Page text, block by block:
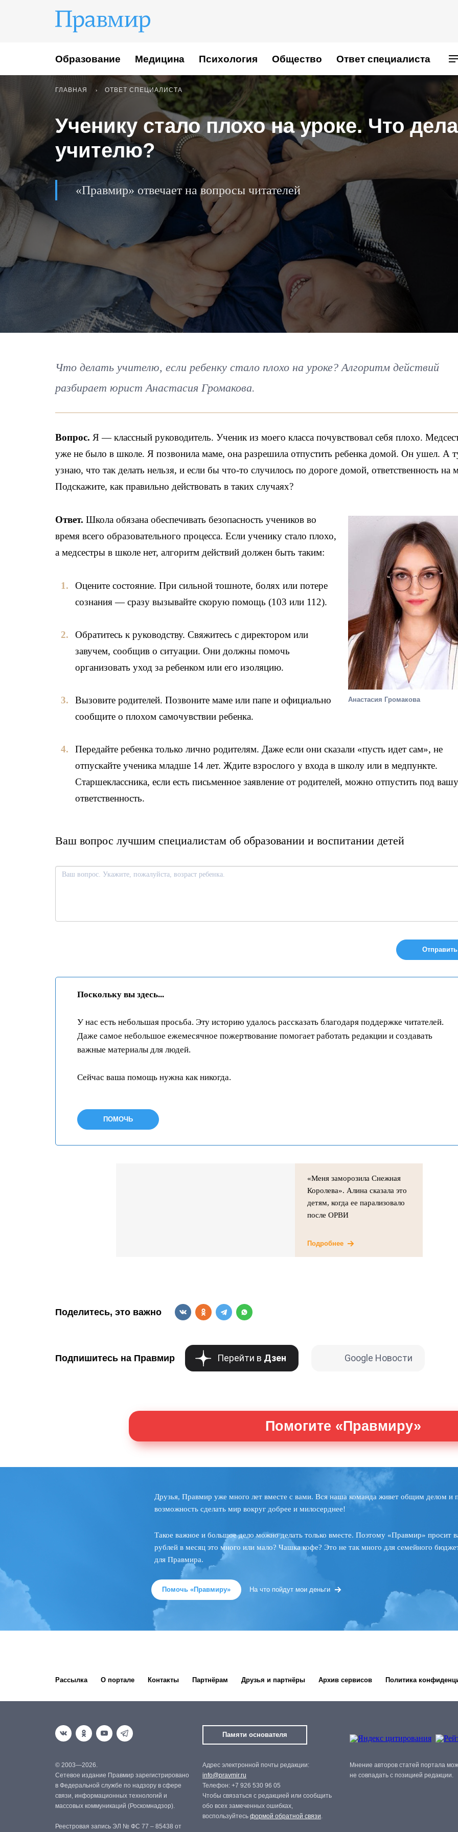
Образование Медицина Психология Общество Ответ специалиста
ГЛАВНАЯ ОТВЕТ СПЕЦИАЛИСТА
Ученику стало плохо на уроке. Что
учителю?
«Правмир» отвечает на вопросы читателей
Что делать учителю, если ребенку стало плохо на уроке? Алгоритм действий
разбирает юрист Анастасия Громакова.
Вопрос. Я — классный руководитель. Ученик из моего класса почувствовал себя плохо.
уже не было в школе. Я позвонила маме, она разрешила отпустить ребенка домой. Он ушел. А
узнаю, что так делать нельзя, и если бы что-то случилось по дороге домой, ответственность на
Подскажите, как правильно действовать в таких случаях?
Анастасия Громакова
Ответ. Школа обязана обеспечивать безопасность учеников во
время всего образовательного процесса. Если ученику стало плохо,
а медсестры в школе нет, алгоритм действий должен быть таким:
Оцените состояние. При сильной тошноте, болях или потере
сознания — сразу вызывайте скорую помощь (103 или 112).
Обратитесь к руководству. Свяжитесь с директором или
завучем, сообщив о ситуации. Они должны помочь
организовать уход за ребенком или его изоляцию.
Вызовите родителей. Позвоните маме или папе и официально
сообщите о плохом самочувствии ребенка.
Передайте ребенка только лично родителям. Даже если они сказали «пусть идет сам», не
отпускайте ученика младше 14 лет. Ждите взрослого у входа в школу или в медпункте.
Старшеклассника, если есть письменное заявление от родителей, можно отпустить под вашу
ответственность.
Ваш вопрос лучшим специалистам об образовании и воспитании детей
а
л
Поскольку вы здесь...
У нас есть небольшая просьба. Эту историю удалось рассказать благодаря поддержке читателей.
Даже самое небольшое ежемесячное пожертвование помогает работать редакции и создавать
важные материалы для людей.
Сейчас ваша помощь нужна как никогда.
ПОМОЧЬ
«Меня заморозила Снежная
Королева». Алина сказала это
детям, когда ее парализовало
после ОРВИ
Подробнее
Поделитесь, это важно
Подпишитесь на Правмир Перейти в Дзен Google Новости
Помогите «Правмиру»
Друзья, Правмир уже много лет вместе с вами. Вся наша команда живет общим делом и
возможность сделать мир вокруг добрее и милосерднее!
Такое важное и большое дело можно делать только вместе. Поэтому «Правмир» просит
рублей в месяц это много или мало? Чашка кофе? Это не так много для семейного
для Правмира.
Помочь «Правмиру» На что пойдут мои деньги
Рассылка О портале Контакты Партнёрам Друзья и партнёры Архив сервисов Политика
Памяти основателя
© 2003—2026.
Сетевое издание Правмир зарегистрировано
в Федеральной службе по надзору в сфере
связи, информационных технологий и
массовых коммуникаций (Роскомнадзор).
Реестровая запись ЭЛ № ФС 77 – 85438 от
Адрес электронной почты редакции:
info@pravmir.ru
Телефон: +7 926 530 96 05
Чтобы связаться с редакцией или сообщить
обо всех замеченных ошибках,
воспользуйтесь формой обратной связи.
Мнение авторов статей портала
не совпадать с позицией редакции.